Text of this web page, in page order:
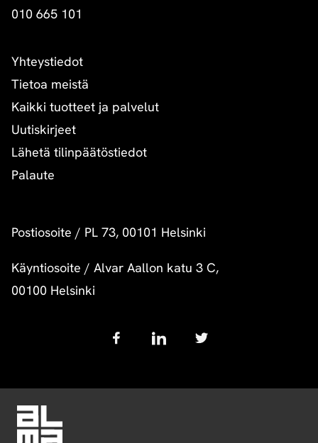
010 665 101
Yhteystiedot
Tietoa meistä
Kaikki tuotteet ja palvelut
Uutiskirjeet
Lähetä tilinpäätöstiedot
Palaute
Postiosoite / PL 73, 00101 Helsinki
Käyntiosoite / Alvar Aallon katu 3 C,
00100 Helsinki